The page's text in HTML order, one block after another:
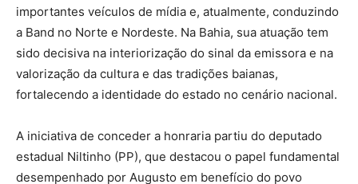
importantes veículos de mídia e, atualmente, conduzindo
a Band no Norte e Nordeste. Na Bahia, sua atuação tem
sido decisiva na interiorização do sinal da emissora e na
valorização da cultura e das tradições baianas,
fortalecendo a identidade do estado no cenário nacional.
A iniciativa de conceder a honraria partiu do deputado
estadual Niltinho (PP), que destacou o papel fundamental
desempenhado por Augusto em benefício do povo